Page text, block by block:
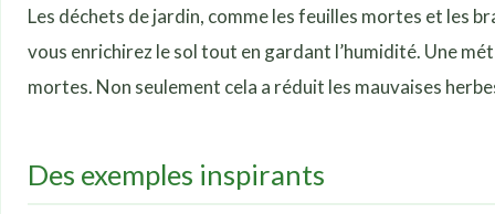
Les déchets de jardin, comme les feuilles mortes et les
vous enrichirez le sol tout en gardant l’humidité. Une
mortes. Non seulement cela a réduit les mauvaises
Des exemples inspirants